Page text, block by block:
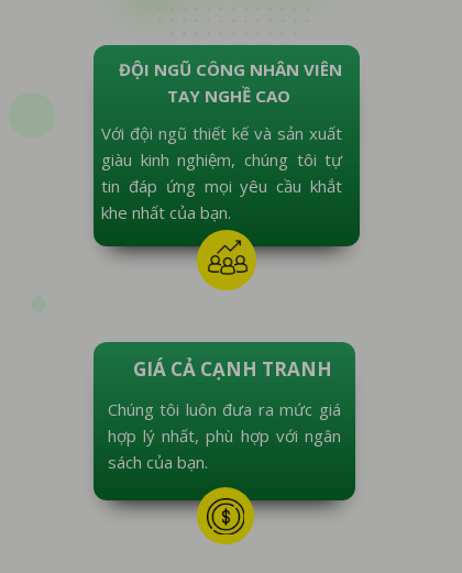
GIÁ CẢ CẠNH TRANH
Chúng tôi luôn đưa ra mức giá
hợp lý nhất, phù hợp với ngân
sách của bạn.
ĐỘI NGŨ CÔNG NHÂN VIÊN
TAY NGHỀ CAO
Với đội ngũ thiết kế và sản xuất
giàu kinh nghiệm, chúng tôi tự
tin đáp ứng mọi yêu cầu khắt
khe nhất của bạn.